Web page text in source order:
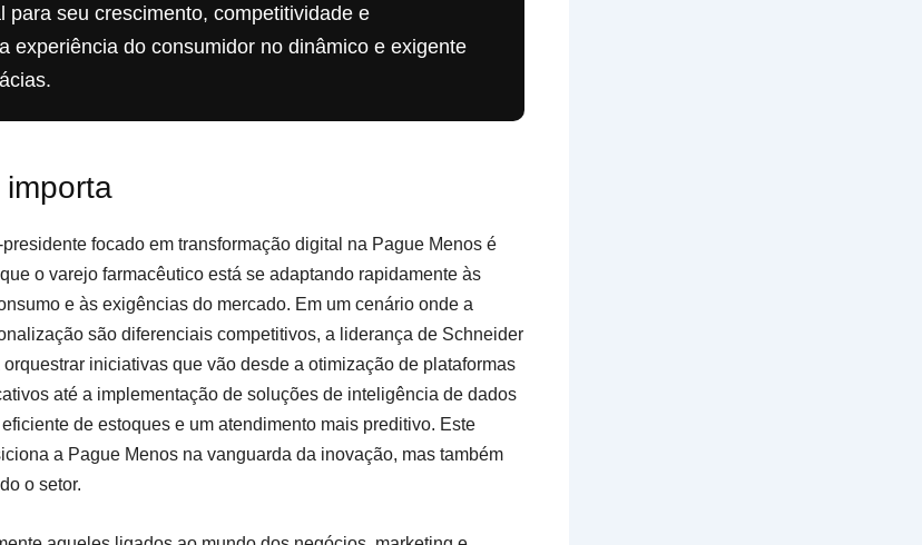
para seu crescimento, competitividade e
experiência do consumidor no dinâmico e exigente
focado em transformação digital na Pague Menos é
o varejo farmacêutico está se adaptando rapidamente às
e às exigências do mercado. Em um cenário onde a
são diferenciais competitivos, a liderança de Schneider
iniciativas que vão desde a otimização de plataformas
até a implementação de soluções de inteligência de dados
de estoques e um atendimento mais preditivo. Este
a Pague Menos na vanguarda da inovação, mas também
o setor.